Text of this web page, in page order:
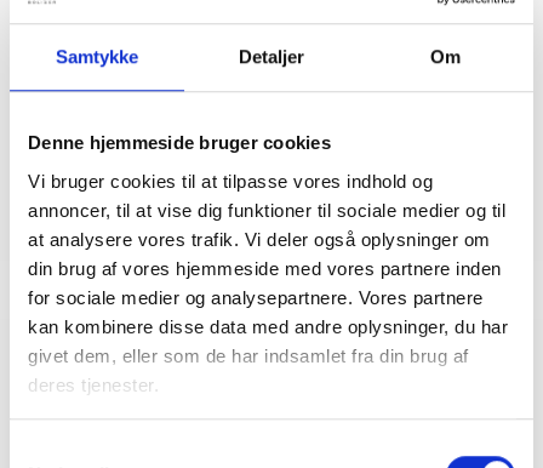
Samtykke Detaljer Om
Denne hjemmeside bruger cookies
Vi bruger cookies til at tilpasse vores indhold og
annoncer, til at vise dig funktioner til sociale medier og til
at analysere vores trafik. Vi deler også oplysninger om
din brug af vores hjemmeside med vores partnere inden
for sociale medier og analysepartnere. Vores partnere
kan kombinere disse data med andre oplysninger, du har
givet dem, eller som de har indsamlet fra din brug af
deres tjenester.
Larsen
Juridisk konsulent
Tlf: 53 73 15 59
Relateret indhold Viden